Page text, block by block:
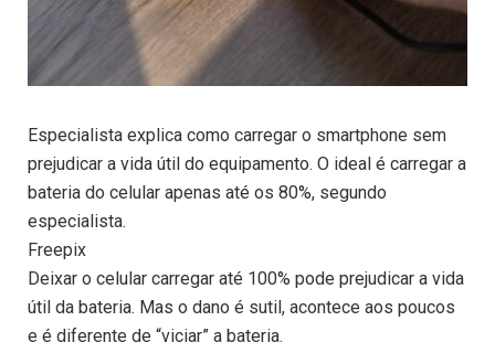
Especialista explica como carregar o smartphone sem
prejudicar a vida útil do equipamento. O ideal é carregar a
bateria do celular apenas até os 80%, segundo
especialista.
Freepix
Deixar o celular carregar até 100% pode prejudicar a vida
útil da bateria. Mas o dano é sutil, acontece aos poucos
e é diferente de “viciar” a bateria.